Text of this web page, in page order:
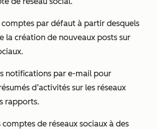
comptes par défaut à partir desquels
la création de nouveaux posts sur
notifications par e-mail pour
d’activités sur les réseaux
rapports.
de réseaux sociaux à des